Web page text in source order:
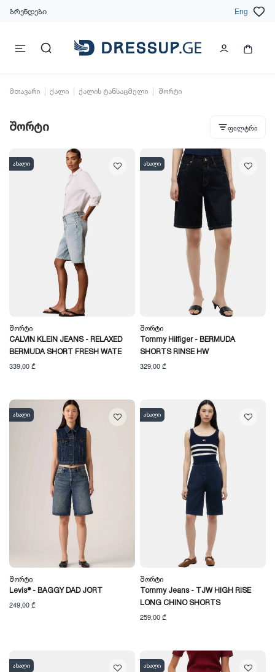
ბრენდები Eng
მთავარი ქალი ქალის ტანსაცმელი შორტი
შორტი ფილტრი
ახალი
Შორტი
CALVIN KLEIN JEANS - RELAXED
BERMUDA SHORT FRESH WATE
339,00 ₾
ახალი
Შორტი
Tommy Hilfiger - BERMUDA
SHORTS RINSE HW
329,00 ₾
ახალი
Შორტი
Levis® - BAGGY DAD JORT
249,00 ₾
ახალი
Შორტი
Tommy Jeans - TJW HIGH RISE
LONG CHINO SHORTS
259,00 ₾
ახალი ახალი